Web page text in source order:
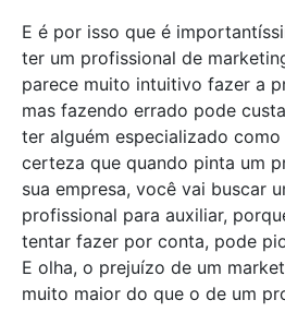
E é por isso que é
ter um profissional de
parece muito intuitivo fazer a
mas fazendo errado pode
ter alguém especializado como
certeza que quando pinta um
sua empresa, você vai buscar
profissional para auxiliar,
tentar fazer por conta, pode
E olha, o prejuízo de um
muito maior do que o de um